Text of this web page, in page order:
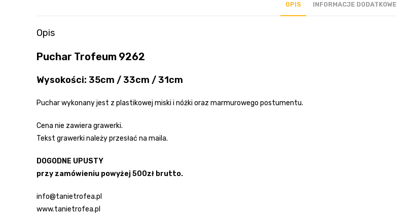
OPIS INFORMACJE DODATKOWE
Opis
Puchar Trofeum 9262
Wysokości: 35cm / 33cm / 31cm
Puchar wykonany jest z plastikowej miski i nóżki oraz marmurowego postumentu.
Cena nie zawiera grawerki.
Tekst grawerki należy przesłać na maila.
DOGODNE UPUSTY
przy zamówieniu powyżej 500zł brutto.
info@tanietrofea.pl
www.tanietrofea.pl